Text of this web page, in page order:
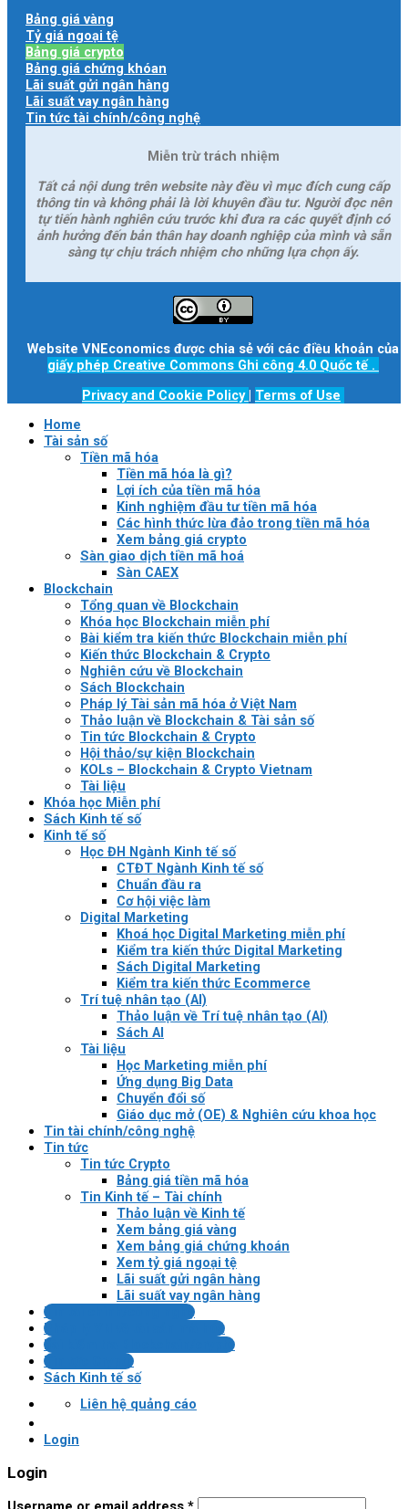
Bảng giá vàng
Tỷ giá ngoại tệ
Bảng giá crypto
Bảng giá chứng khóan
Lãi suất gửi ngân hàng
Lãi suất vay ngân hàng
Tin tức tài chính/công nghệ
Miễn trừ trách nhiệm
Tất cả nội dung trên website này đều vì mục đích cung cấp
thông tin và không phải là lời khuyên đầu tư. Người đọc nên
tự tiến hành nghiên cứu trước khi đưa ra các quyết định có
ảnh hưởng đến bản thân hay doanh nghiệp của mình và sẵn
sàng tự chịu trách nhiệm cho những lựa chọn ấy.
Website VNEconomics được chia sẻ với các điều khoản của
giấy phép Creative Commons Ghi công 4.0 Quốc tế .
Privacy and Cookie Policy| Terms of Use
Home
Tài sản số
Tiền mã hóa
Tiền mã hóa là gì?
Lợi ích của tiền mã hóa
Kinh nghiệm đầu tư tiền mã hóa
Các hình thức lừa đảo trong tiền mã hóa
Xem bảng giá crypto
Sàn giao dịch tiền mã hoá
Sàn CAEX
Blockchain
Tổng quan về Blockchain
Khóa học Blockchain miễn phí
Bài kiểm tra kiến thức Blockchain miễn phí
Kiến thức Blockchain & Crypto
Nghiên cứu về Blockchain
Sách Blockchain
Pháp lý Tài sản mã hóa ở Việt Nam
Thảo luận về Blockchain & Tài sản số
Tin tức Blockchain & Crypto
Hội thảo/sự kiện Blockchain
KOLs – Blockchain & Crypto Vietnam
Tài liệu
Khóa học Miễn phí
Sách Kinh tế số
Kinh tế số
Học ĐH Ngành Kinh tế số
CTĐT Ngành Kinh tế số
Chuẩn đầu ra
Cơ hội việc làm
Digital Marketing
Khoá học Digital Marketing miễn phí
Kiểm tra kiến thức Digital Marketing
Sách Digital Marketing
Kiểm tra kiến thức Ecommerce
Trí tuệ nhân tạo (AI)
Thảo luận về Trí tuệ nhân tạo (AI)
Sách AI
Tài liệu
Học Marketing miễn phí
Ứng dụng Big Data
Chuyển đổi số
Giáo dục mở (OE) & Nghiên cứu khoa học
Tin tài chính/công nghệ
Tin tức
Tin tức Crypto
Bảng giá tiền mã hóa
Tin Kinh tế – Tài chính
Thảo luận về Kinh tế
Xem bảng giá vàng
Xem bảng giá chứng khoán
Xem tỷ giá ngoại tệ
Lãi suất gửi ngân hàng
Lãi suất vay ngân hàng
Tin tài chính/công nghệ
Pháp lý VN về tài sản mã hóa
Bài kiểm tra Blockchain/crypto
Tin tức Crypto
Sách Kinh tế số
Liên hệ quảng cáo
Login
Login